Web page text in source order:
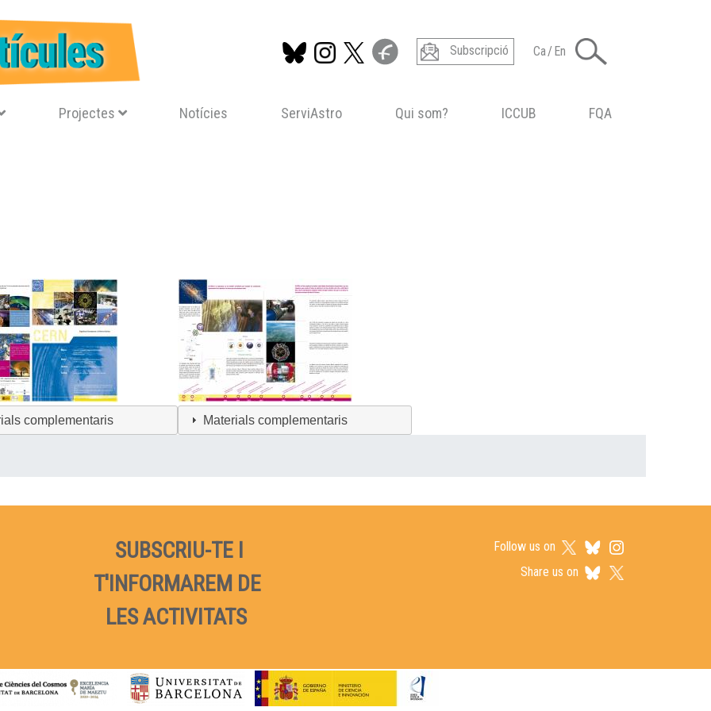
Subscripció Ca/En
Projectes Notícies ServiAstro Qui som? ICCUB FQA
complementaris Materials complementaris
SUBSCRIU-TE I
T'INFORMAREM DE
LES ACTIVITATS
Follow us on
Share us on